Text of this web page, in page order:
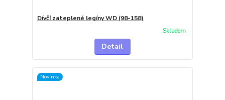
Dívčí zateplené legíny WD (98-158)
Skladem
Detail
Novinka